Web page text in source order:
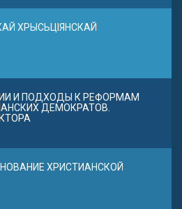
ХРЫСЬЦІЯНСКАЙ
И ПОДХОДЫ К РЕФОРМАМ
ДЕМОКРАТОВ.
ХРИСТИАНСКОЙ